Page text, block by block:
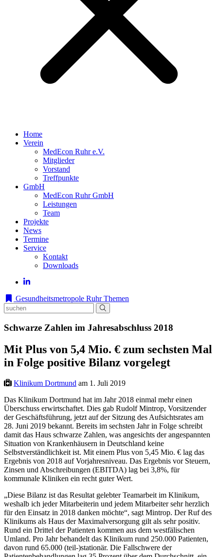
Home
Verein
MedEcon Ruhr e.V.
Mitglieder
Vorstand
Treffpunkte
GmbH
MedEcon Ruhr GmbH
Leistungen
Team
Projekte
News
Termine
Service
Kontakt
Downloads
Gesundheitsmetropole Ruhr Themen
Schwarze Zahlen im Jahresabschluss 2018
Mit Plus von 5,4 Mio. € zum sechsten Mal
in Folge positive Bilanz vorgelegt
Klinikum Dortmund am 1. Juli 2019
Das Klinikum Dortmund hat im Jahr 2018 einmal mehr einen
Überschuss erwirtschaftet. Dies gab Rudolf Mintrop, Vorsitzender
der Geschäftsführung, jetzt auf der Sitzung des Aufsichtsrates am
28. Juni 2019 bekannt. Bereits im sechsten Jahr in Folge schreibt
damit das Haus schwarze Zahlen, was angesichts der angespannten
Situation von Krankenhäusern in Deutschland keine
Selbstverständlichkeit ist. Mit einem Plus von 5,45 Mio. € lag das
Ergebnis von 2018 auf Vorjahresniveau. Das Ergebnis vor Steuern,
Zinsen und Abschreibungen (EBITDA) lag bei 3,8%, für
kommunale Kliniken ein recht guter Wert.
„Diese Bilanz ist das Resultat gelebter Teamarbeit im Klinikum,
weshalb ich jeder Mitarbeiterin und jedem Mitarbeiter sehr herzlich
für den Einsatz in 2018 danken möchte“, sagt Mintrop. Der Ruf des
Klinikums als Haus der Maximalversorgung gilt als sehr positiv.
Rund ein Drittel der Patienten kommen aus dem westfälischen
Umland. Pro Jahr behandelt das Klinikum rund 250.000 Patienten,
davon rund 65.000 (teil-)stationär. Die Fallschwere der